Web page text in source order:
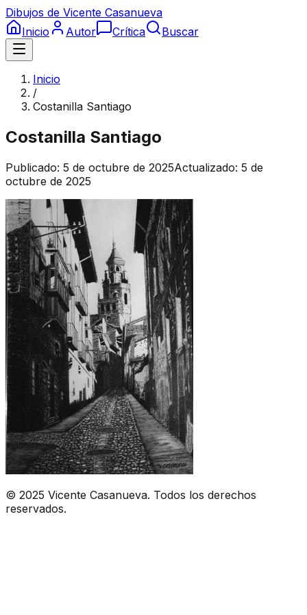
Dibujos de Vicente Casanueva
Inicio
Autor Crítica Buscar
Inicio
/
Costanilla Santiago
Costanilla Santiago
Publicado: 5 de octubre de 2025Actualizado: 5 de
octubre de 2025
© 2025 Vicente Casanueva. Todos los derechos
reservados.